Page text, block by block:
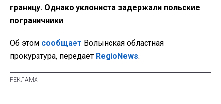
границу. Однако уклониста задержали польские
пограничники
Об этом сообщает Волынская областная
прокуратура, передает RegioNews.